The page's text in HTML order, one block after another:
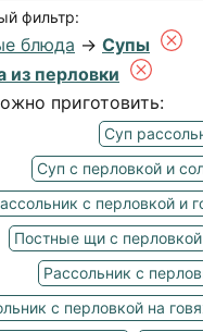
фильтр:
блюда → Супы
из перловки
приготовить:
Суп
Суп с перловкой и
с перловкой и
Постные щи с перловкой
Рассольник с
с перловкой на